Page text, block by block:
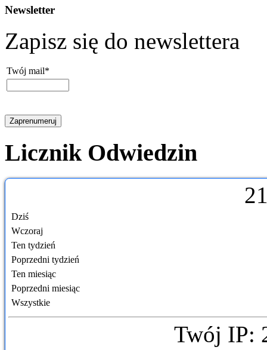
Newsletter
Zapisz się do newslettera
Twój mail*
Licznik Odwiedzin
2
Dziś
Wczoraj
Ten tydzień
Poprzedni tydzień
Ten miesiąc
Poprzedni miesiąc
Wszystkie
Twój IP: